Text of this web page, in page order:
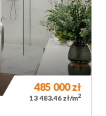
485 000zł
13 483,46 zł/m2